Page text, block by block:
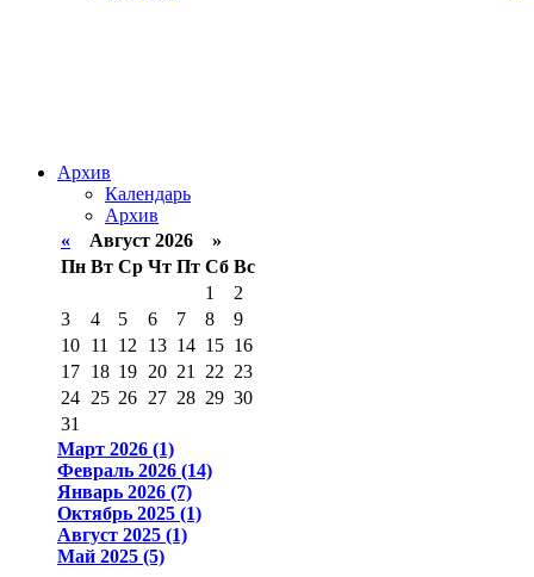
Архив
Календарь
Архив
« Август 2026 »
Пн Вт Ср Чт Пт Сб Вс
1
2
3
4 5 6 7 8
9
10 11 12 13 14 15 16
17 18 19 20 21 22 23
24 25 26 27 28 29 30
31
Март 2026 (1)
Февраль 2026 (14)
Январь 2026 (7)
Октябрь 2025 (1)
Август 2025 (1)
Май 2025 (5)